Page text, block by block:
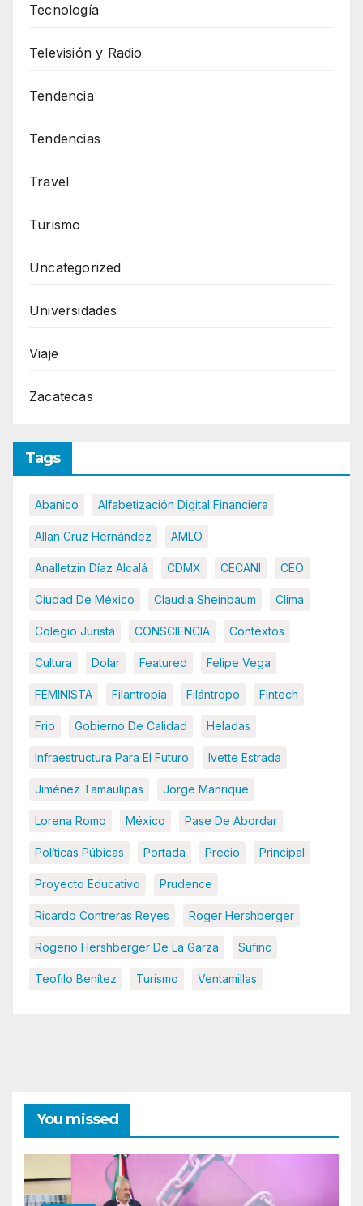
Tecnología
Televisión y Radio
Tendencia
Tendencias
Travel
Turismo
Uncategorized
Universidades
Viaje
Zacatecas
Tags
Abanico Alfabetización Digital Financiera
Allan Cruz Hernández AMLO
Analletzin Díaz Alcalá CDMX CECANI CEO
Ciudad De México Claudia Sheinbaum Clima
Colegio Jurista CONSCIENCIA Contextos
Cultura Dolar Featured Felipe Vega
FEMINISTA Filantropia Filántropo Fintech
Frio Gobierno De Calidad Heladas
Infraestructura Para El Futuro Ivette Estrada
Jiménez Tamaulipas Jorge Manrique
Lorena Romo México Pase De Abordar
Políticas Púbicas Portada Precio Principal
Proyecto Educativo Prudence
Ricardo Contreras Reyes Roger Hershberger
Rogerio Hershberger De La Garza Sufinc
Teofilo Benítez Turismo Ventamillas
You missed